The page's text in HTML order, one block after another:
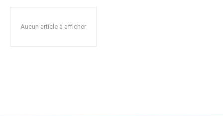
Aucun article à afficher